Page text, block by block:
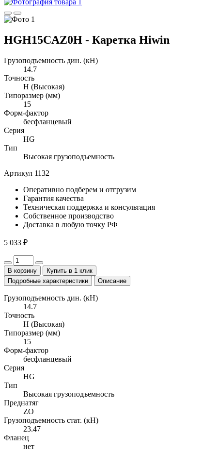
HGH15CAZ0H - Каретка Hiwin
Грузоподъемность дин. (кН)
14.7
Точность
H (Высокая)
Типоразмер (мм)
15
Форм-фактор
бесфланцевый
Серия
HG
Тип
Высокая грузоподъемность
Артикул 1132
Оперативно подберем и отгрузим
Гарантия качества
Техническая поддержка и консультация
Собственное производство
Доставка в любую точку РФ
5 033 ₽
В корзину
Купить в 1 клик
Подробные характеристики
Описание
Грузоподъемность дин. (кН)
14.7
Точность
H (Высокая)
Типоразмер (мм)
15
Форм-фактор
бесфланцевый
Серия
HG
Тип
Высокая грузоподъемность
Преднатяг
ZO
Грузоподъемность стат. (кН)
23.47
Фланец
нет